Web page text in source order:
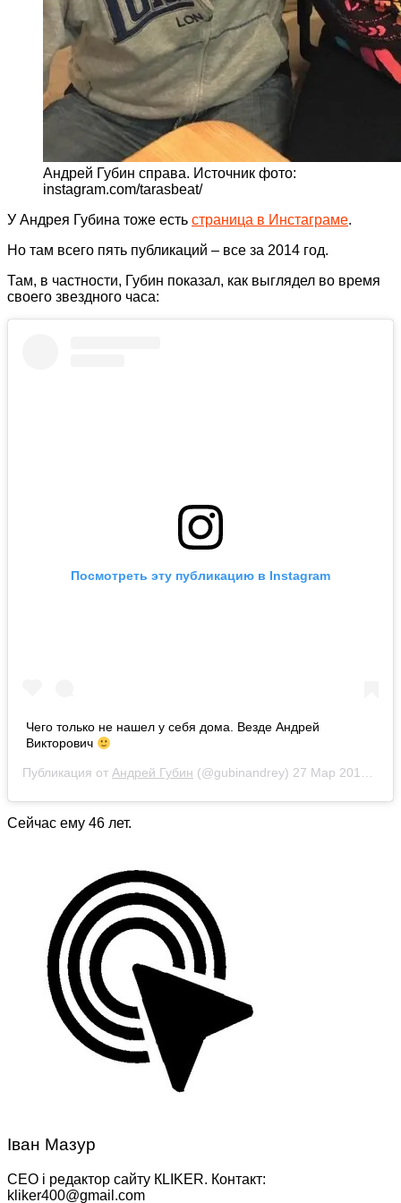
Андрей Губин справа. Источник фото:
instagram.com/tarasbeat/
У Андрея Губина тоже есть страница в Инстаграме.
Но там всего пять публикаций – все за 2014 год.
Там, в частности, Губин показал, как выглядел во время
своего звездного часа:
Посмотреть эту публикацию в Instagram
Чего только не нашел у себя дома. Везде Андрей
Викторович
Публикация от Андрей Губин (@gubinandrey) 27 Мар 2014 в 2:57 PDT
Сейчас ему 46 лет.
Іван Мазур
CEO і редактор сайту КLIKER. Контакт:
kliker400@gmail.com